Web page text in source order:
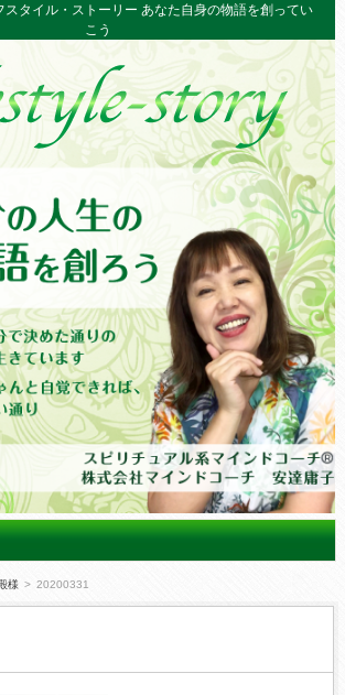
スタイル・ストーリー あなた自身の物語を創ってい
こう
様 > 20200331